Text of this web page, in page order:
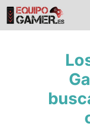
Saltar
contenido